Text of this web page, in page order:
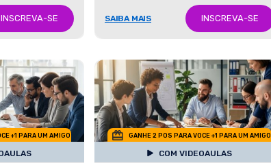
INSCREVA-SE SAIBA MAIS INSCREVA-SE
+1 PARA UM AMIGO GANHE 2 POS PARA VOCE +1 PARA UM AMIGO
COM VIDEOAULAS